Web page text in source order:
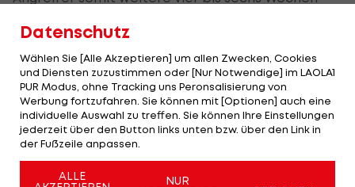
Mit neun Meisterschaftstoren war Pusic in der
abgelaufenen Saison erfolgreichster Torschütze
der Burgenländer, in der aktuellen Spielzeit
konnte er in drei Pflichtspielen zwei Tore
bejubeln.
Datenschutz
Wählen Sie [Alle Akzeptieren] um allen Zwecken, Cookies
und Diensten zuzustimmen oder [Nur Notwendige] im LAOLA1
PUR Modus, ohne Tracking uns Peronsalisierung von
Werbung fortzufahren. Sie können mit [Optionen] auch eine
individuelle Auswahl zu treffen. Sie können Ihre Einstellungen
jederzeit über den Button links unten bzw. über den Link in
der Fußzeile anpassen.
ALLE
NUR